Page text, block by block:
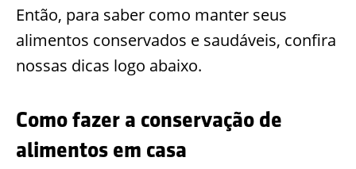
Então, para saber como manter seus
alimentos conservados e saudáveis, confira
nossas dicas logo abaixo.
Como fazer a conservação de
alimentos em casa